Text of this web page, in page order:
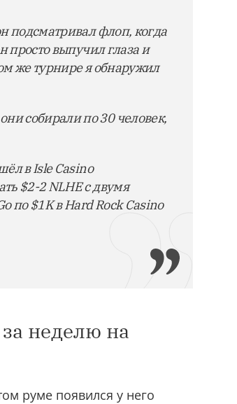
подсматривал флоп, когда
просто выпучил глаза и
же турнире я обнаружил
собирали по 30 человек,
в Isle Casino
$2-2 NLHE с двумя
по $1K в Hard Rock Casino
неделю на
руме появился у него